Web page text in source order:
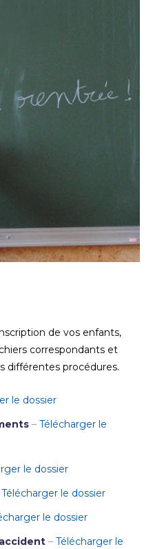
de vos enfants,
correspondants et
différentes procédures.
le dossier
– Télécharger le
le dossier
Télécharger le dossier
le dossier
– Télécharger le